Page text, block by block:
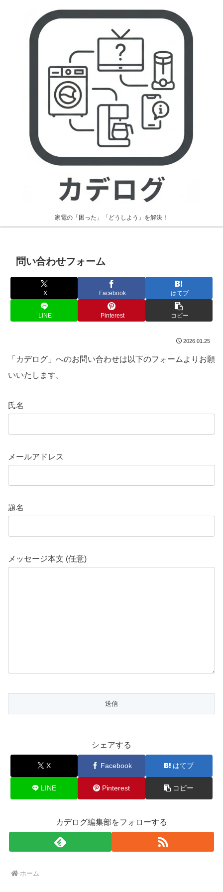
家電の「困った」「どうしよう」を解決！
問い合わせフォーム
X Facebook はてブ
LINE Pinterest コピー
2026.01.25
「カデログ」へのお問い合わせは以下のフォームよりお願
いいたします。
氏名
メールアドレス
題名
メッセージ本文 (任意)
シェアする
X Facebook はてブ
LINE Pinterest コピー
カデログ編集部をフォローする
ホーム